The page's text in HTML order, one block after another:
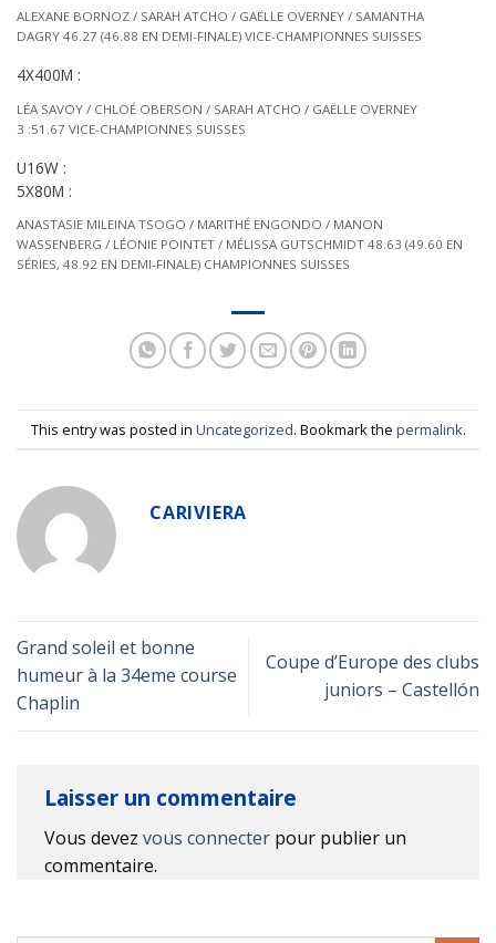
ALEXANE BORNOZ / SARAH ATCHO / GAËLLE OVERNEY / SAMANTHA
DAGRY 46.27 (46.88 EN DEMI-FINALE) VICE-CHAMPIONNES SUISSES
4X400M :
LÉA SAVOY / CHLOÉ OBERSON / SARAH ATCHO / GAËLLE OVERNEY
3 :51.67 VICE-CHAMPIONNES SUISSES
U16W :
5X80M :
ANASTASIE MILEINA TSOGO / MARITHÉ ENGONDO / MANON
WASSENBERG / LÉONIE POINTET / MÉLISSA GUTSCHMIDT 48.63 (49.60 EN
SÉRIES, 48.92 EN DEMI-FINALE) CHAMPIONNES SUISSES
This entry was posted in Uncategorized. Bookmark the permalink.
CARIVIERA
Grand soleil et bonne
humeur à la 34eme course
Chaplin
Coupe d’Europe des clubs
juniors – Castellón
Laisser un commentaire
Vous devez vous connecter pour publier un
commentaire.